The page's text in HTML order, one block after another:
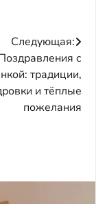
Следующая:
с
традиции,
и тёплые
пожелания